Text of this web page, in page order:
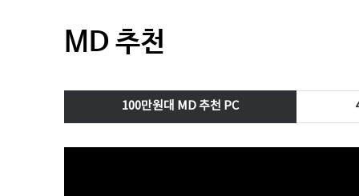
MD 추천
100만원대 MD 추천 PC